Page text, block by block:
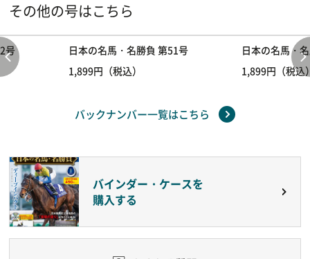
その他の号はこちら
号
日本の名馬・名勝負 第51号
1,899円（税込）
日本の名馬・
1,899円（税込
バックナンバー一覧はこちら
バインダー・ケースを
購入する